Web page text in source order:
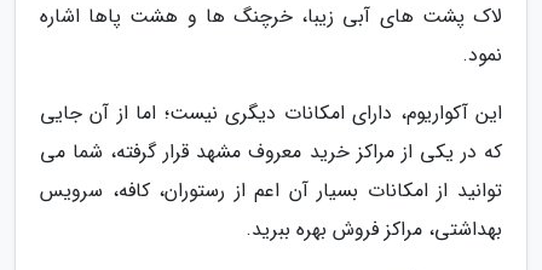
لاک پشت های آبی زیبا، خرچنگ ها و هشت پاها اشاره
نمود.
این آکواریوم، دارای امکانات دیگری نیست؛ اما از آن جایی
که در یکی از مراکز خرید معروف مشهد قرار گرفته، شما می
توانید از امکانات بسیار آن اعم از رستوران، کافه، سرویس
بهداشتی، مراکز فروش بهره ببرید.